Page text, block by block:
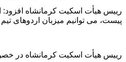
رییس هیأت اسکیت کرمانشاه افزود:
پیست، می توانیم میزبان اردوهای
رییس هیأت اسکیت کرمانشاه در